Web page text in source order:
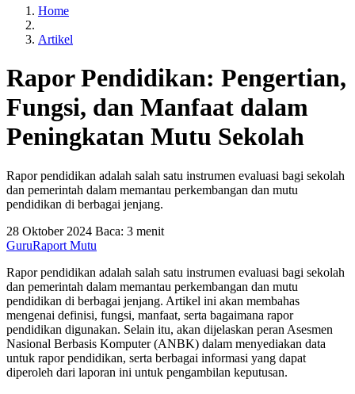
Home
Artikel
Rapor Pendidikan: Pengertian,
Fungsi, dan Manfaat dalam
Peningkatan Mutu Sekolah
Rapor pendidikan adalah salah satu instrumen evaluasi bagi sekolah
dan pemerintah dalam memantau perkembangan dan mutu
pendidikan di berbagai jenjang.
28 Oktober 2024 Baca: 3 menit
GuruRaport Mutu
Rapor pendidikan adalah salah satu instrumen evaluasi bagi sekolah
dan pemerintah dalam memantau perkembangan dan mutu
pendidikan di berbagai jenjang. Artikel ini akan membahas
mengenai definisi, fungsi, manfaat, serta bagaimana rapor
pendidikan digunakan. Selain itu, akan dijelaskan peran Asesmen
Nasional Berbasis Komputer (ANBK) dalam menyediakan data
untuk rapor pendidikan, serta berbagai informasi yang dapat
diperoleh dari laporan ini untuk pengambilan keputusan.